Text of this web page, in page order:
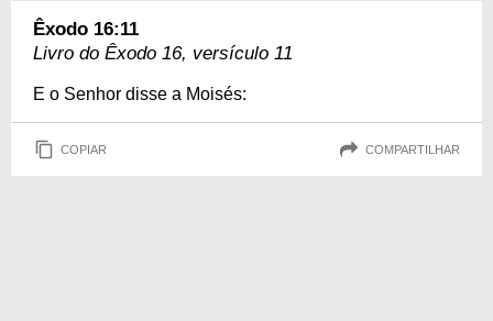
Êxodo 16:11
Livro do Êxodo 16, versículo 11
E o Senhor disse a Moisés:
COPIAR COMPARTILHAR